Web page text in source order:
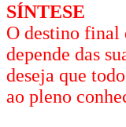
SÍNTESE
O destino final
depende das
deseja que
ao pleno